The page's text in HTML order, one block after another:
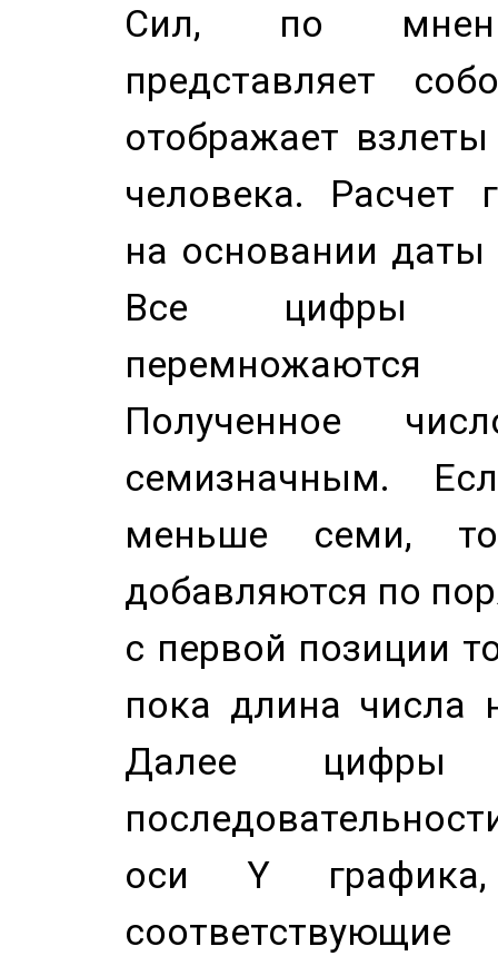
Сил, по
представляет
отображает
человека. Расчет
на основании
Все цифры
Полученное
семизначным.
меньше семи,
добавляются по
с первой позиции
пока длина числа
Далее цифры
оси Y